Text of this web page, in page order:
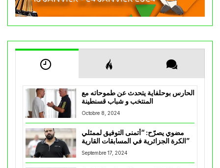
الحارس بوحلفاية يتحدث عن طموحاته مع
المنتخب و شباب قسنطينة
Octobre 8, 2024
مضوي يصرّح: “أتمنى التوفيق لممثلي
الكرة الجزائرية في المسابقات القارية”
Septembre 17, 2024